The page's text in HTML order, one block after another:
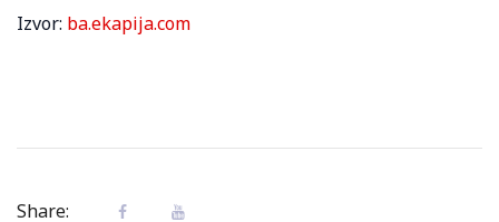
Izvor: ba.ekapija.com
Share: